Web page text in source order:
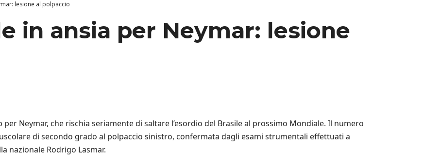
lesione al polpaccio
in ansia per Neymar: lesione
per Neymar, che rischia seriamente di saltare l’esordio del Brasile al prossimo Mondiale. Il numero
di secondo grado al polpaccio sinistro, confermata dagli esami strumentali effettuati a
nazionale Rodrigo Lasmar.